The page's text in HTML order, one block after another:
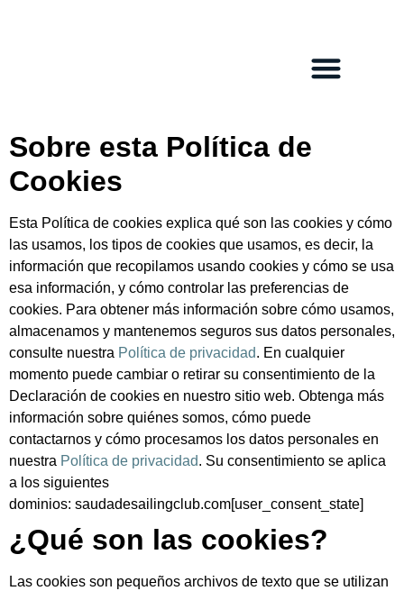
Sobre esta Política de
Cookies
Esta Política de cookies explica qué son las cookies y cómo
las usamos, los tipos de cookies que usamos, es decir, la
información que recopilamos usando cookies y cómo se usa
esa información, y cómo controlar las preferencias de
cookies. Para obtener más información sobre cómo usamos,
almacenamos y mantenemos seguros sus datos personales,
consulte nuestra Política de privacidad. En cualquier
momento puede cambiar o retirar su consentimiento de la
Declaración de cookies en nuestro sitio web. Obtenga más
información sobre quiénes somos, cómo puede
contactarnos y cómo procesamos los datos personales en
nuestra Política de privacidad. Su consentimiento se aplica
a los siguientes
dominios: saudadesailingclub.com[user_consent_state]
¿Qué son las cookies?
Las cookies son pequeños archivos de texto que se utilizan